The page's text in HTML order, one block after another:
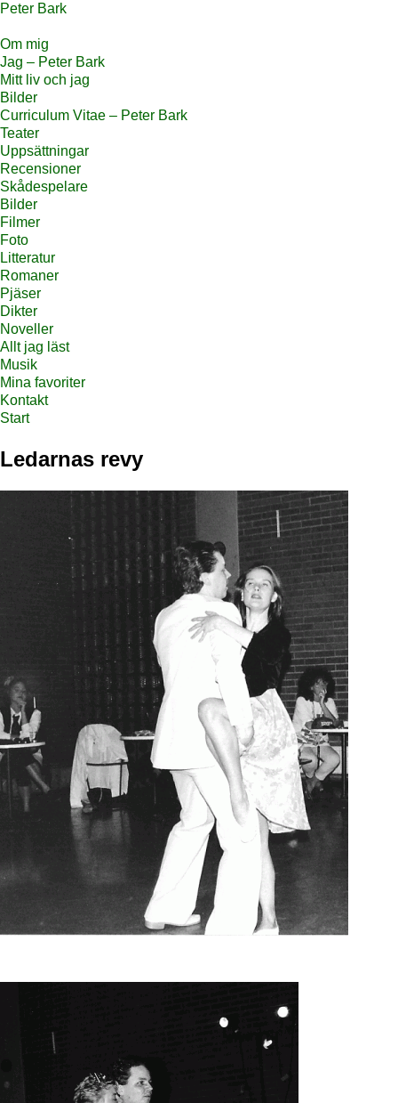
Peter Bark
Om mig
Jag – Peter Bark
Mitt liv och jag
Bilder
Curriculum Vitae – Peter Bark
Teater
Uppsättningar
Recensioner
Skådespelare
Bilder
Filmer
Foto
Litteratur
Romaner
Pjäser
Dikter
Noveller
Allt jag läst
Musik
Mina favoriter
Kontakt
Start
Ledarnas revy